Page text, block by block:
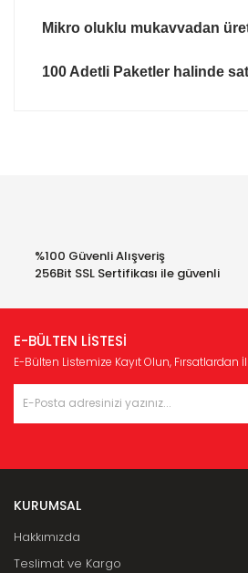
Mikro oluklu mukavvadan
100 Adetli Paketler halinde
Ürün açıklamasında eksik
Ürün bilgilerinde hatalar
%100 Güvenli Alışveriş
256Bit SSL Sertifikası ile güvenli
E-BÜLTEN LİSTESİ
E-Bülten Listemize Kayıt Olun, Fırsatlardan
KURUMSAL
Hakkımızda
Teslimat ve Kargo